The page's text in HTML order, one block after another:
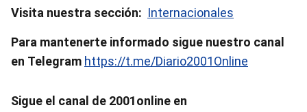
Visita nuestra sección: Internacionales
Para mantenerte informado sigue nuestro canal
en Telegram https://t.me/Diario2001Online
Sigue el canal de 2001online en